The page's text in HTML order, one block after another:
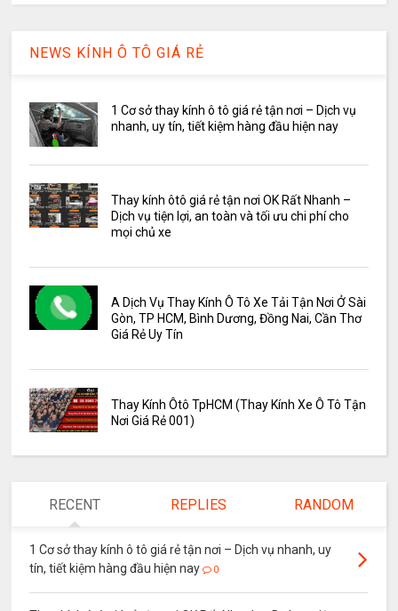
NEWS KÍNH Ô TÔ GIÁ RẺ
1 Cơ sở thay kính ô tô giá rẻ tận nơi – Dịch vụ
nhanh, uy tín, tiết kiệm hàng đầu hiện nay
Thay kính ôtô giá rẻ tận nơi OK Rất Nhanh –
Dịch vụ tiện lợi, an toàn và tối ưu chi phí cho
mọi chủ xe
A Dịch Vụ Thay Kính Ô Tô Xe Tải Tận Nơi Ở Sài
Gòn, TP HCM, Bình Dương, Đồng Nai, Cần Thơ
Giá Rẻ Uy Tín
Thay Kính Ôtô TpHCM (Thay Kính Xe Ô Tô Tận
Nơi Giá Rẻ 001)
RECENT REPLIES RANDOM
1 Cơ sở thay kính ô tô giá rẻ tận nơi – Dịch vụ nhanh, uy
tín, tiết kiệm hàng đầu hiện nay
0